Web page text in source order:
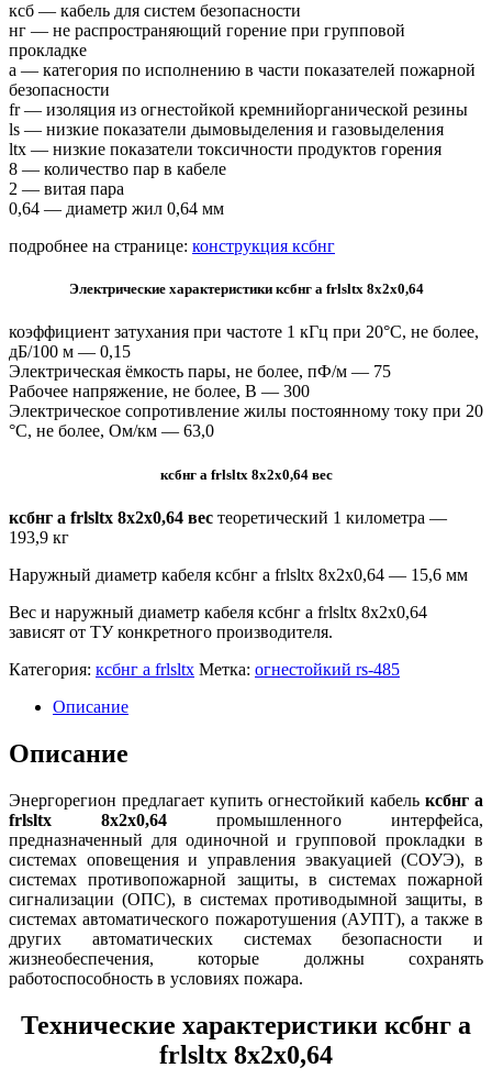
ксб — кабель для систем безопасности
нг — не распространяющий горение при групповой
прокладке
а — категория по исполнению в части показателей пожарной
безопасности
fr — изоляция из огнестойкой кремнийорганической резины
ls — низкие показатели дымовыделения и газовыделения
ltx — низкие показатели токсичности продуктов горения
8 — количество пар в кабеле
2 — витая пара
0,64 — диаметр жил 0,64 мм
подробнее на странице: конструкция ксбнг
Электрические характеристики ксбнг а frlsltx 8х2х0,64
коэффициент затухания при частоте 1 кГц при 20°С, не более,
дБ/100 м — 0,15
Электрическая ёмкость пары, не более, пФ/м — 75
Рабочее напряжение, не более, В — 300
Электрическое сопротивление жилы постоянному току при 20
°C, не более, Ом/км — 63,0
ксбнг а frlsltx 8х2х0,64 вес
ксбнг а frlsltx 8х2х0,64 вес теоретический 1 километра —
193,9 кг
Наружный диаметр кабеля ксбнг а frlsltx 8х2х0,64 — 15,6 мм
Вес и наружный диаметр кабеля ксбнг а frlsltx 8х2х0,64
зависят от ТУ конкретного производителя.
Категория: ксбнг а frlsltx Метка: огнестойкий rs-485
Описание
Описание
Энергорегион предлагает купить огнестойкий кабель ксбнг а
frlsltx 8х2х0,64 промышленного интерфейса,
предназначенный для одиночной и групповой прокладки в
системах оповещения и управления эвакуацией (СОУЭ), в
системах противопожарной защиты, в системах пожарной
сигнализации (ОПС), в системах противодымной защиты, в
системах автоматического пожаротушения (АУПТ), а также в
других автоматических системах безопасности и
жизнеобеспечения, которые должны сохранять
работоспособность в условиях пожара.
Технические характеристики ксбнг а
frlsltx 8х2х0,64